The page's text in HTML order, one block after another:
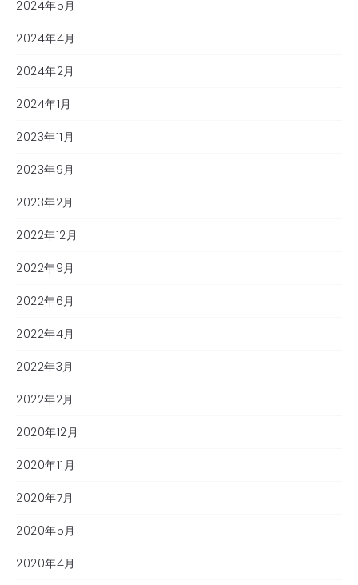
2024年5月
2024年4月
2024年2月
2024年1月
2023年11月
2023年9月
2023年2月
2022年12月
2022年9月
2022年6月
2022年4月
2022年3月
2022年2月
2020年12月
2020年11月
2020年7月
2020年5月
2020年4月